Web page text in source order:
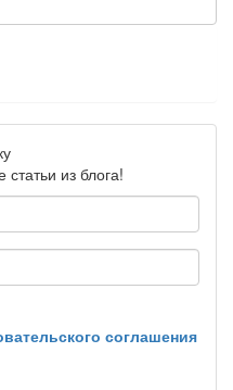
из блога!
соглашения